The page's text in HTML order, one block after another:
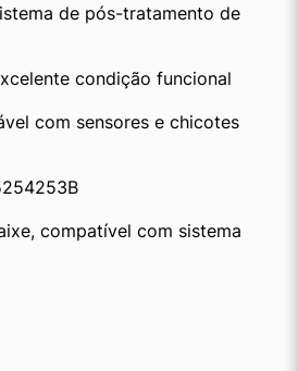
de pós-tratamento de
condição funcional
com sensores e chicotes
compatível com sistema